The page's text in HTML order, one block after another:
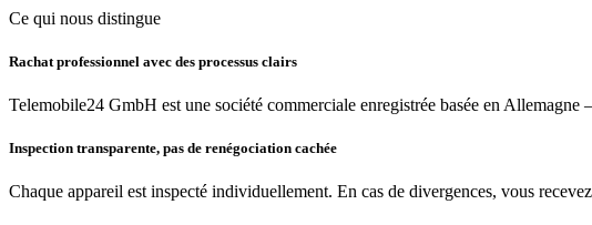
Ce qui nous distingue
Rachat professionnel avec des processus clairs
Telemobile24 GmbH est une société commerciale enregistrée basée en
Inspection transparente, pas de renégociation cachée
Chaque appareil est inspecté individuellement. En cas de divergences, vous